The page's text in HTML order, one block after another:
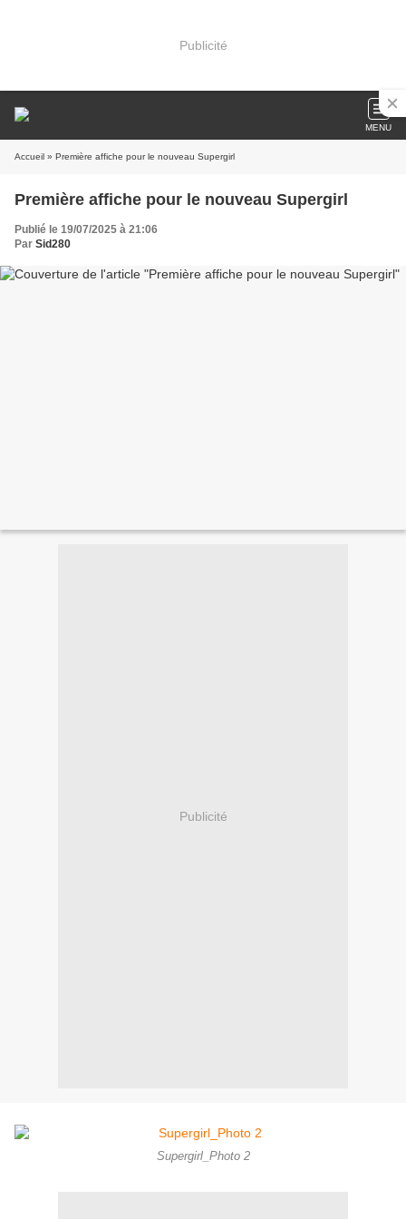
Publicité
MENU
Accueil » Première affiche pour le nouveau Supergirl
Première affiche pour le nouveau Supergirl
Publié le 19/07/2025 à 21:06
Par Sid280
Publicité
Supergirl_Photo 2